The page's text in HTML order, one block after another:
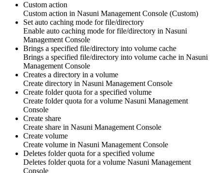
Custom action
Custom action in Nasuni Management Console (Custom)
Set auto caching mode for file/directory
Enable auto caching mode for file/directory in Nasuni
Management Console
Brings a specified file/directory into volume cache
Brings a specified file/directory into volume cache in Nasuni
Management Console
Creates a directory in a volume
Create directory in Nasuni Management Console
Create folder quota for a specified volume
Create folder quota for a volume Nasuni Management
Console
Create share
Create share in Nasuni Management Console
Create volume
Create volume in Nasuni Management Console
Deletes folder quota for a specified volume
Deletes folder quota for a volume Nasuni Management
Console